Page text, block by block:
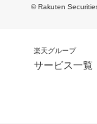
© Rakuten
楽天グループ
サービス一覧